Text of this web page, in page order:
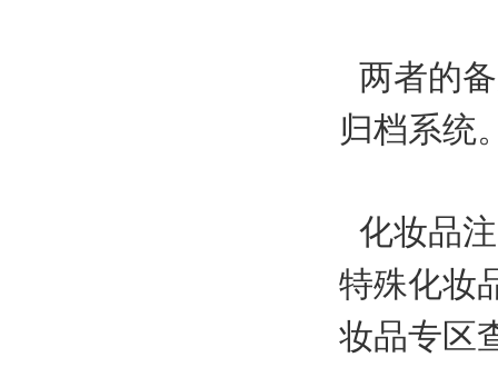
两者的
归档系统
化妆品
特殊化妆
妆品专区